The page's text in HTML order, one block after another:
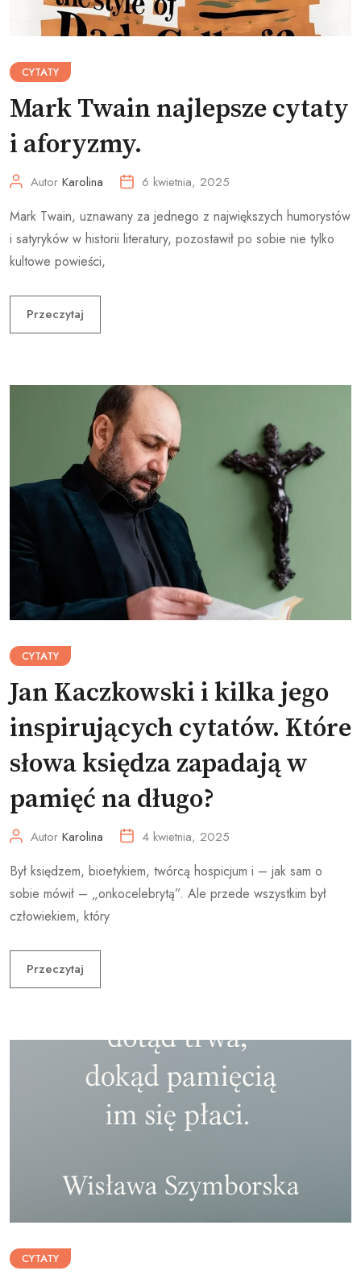
CYTATY
Mark Twain najlepsze cytaty
i aforyzmy.
Autor Karolina 6 kwietnia, 2025
Mark Twain, uznawany za jednego z największych humorystów
i satyryków w historii literatury, pozostawił po sobie nie tylko
kultowe powieści,
Przeczytaj
CYTATY
Jan Kaczkowski i kilka jego
inspirujących cytatów. Które
słowa księdza zapadają w
pamięć na długo?
Autor Karolina 4 kwietnia, 2025
Był księdzem, bioetykiem, twórcą hospicjum i – jak sam o
sobie mówił – „onkocelebrytą”. Ale przede wszystkim był
człowiekiem, który
Przeczytaj
CYTATY